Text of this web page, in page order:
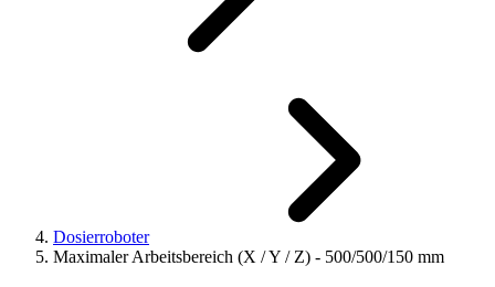
Dosierroboter
Maximaler Arbeitsbereich (X / Y / Z) - 500/500/150 mm